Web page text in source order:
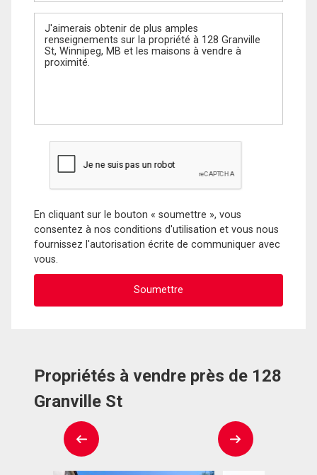
Message
En cliquant sur le bouton « soumettre », vous
consentez à nos conditions d'utilisation et vous nous
fournissez l'autorisation écrite de communiquer avec
vous.
Propriétés à vendre près de 128
Granville St